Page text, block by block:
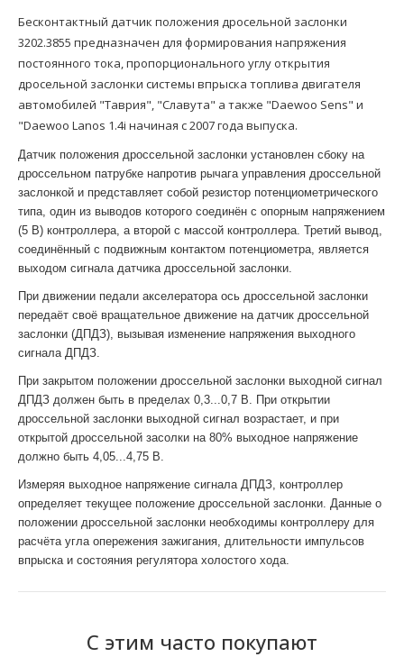
Бесконтактный датчик положения дросельной заслонки
3202.3855 предназначен для формирования напряжения
постоянного тока, пропорционального углу открытия
дросельной заслонки системы впрыска топлива двигателя
автомобилей "Таврия", "Славута" а также "Daewoo Sens" и
"Daewoo Lanos 1.4i начиная с 2007 года выпуска.
Датчик положения дроссельной заслонки установлен сбоку на
дроссельном патрубке напротив рычага управления дроссельной
заслонкой и представляет собой резистор потенциометрического
типа, один из выводов которого соединён с опорным напряжением
(5 В) контроллера, а второй с массой контроллера. Третий вывод,
соединённый с подвижным контактом потенциометра, является
выходом сигнала датчика дроссельной заслонки.
При движении педали акселератора ось дроссельной заслонки
передаёт своё вращательное движение на датчик дроссельной
заслонки (ДПДЗ), вызывая изменение напряжения выходного
сигнала ДПДЗ.
При закрытом положении дроссельной заслонки выходной сигнал
ДПДЗ должен быть в пределах 0,3...0,7 В. При открытии
дроссельной заслонки выходной сигнал возрастает, и при
открытой дроссельной засолки на 80% выходное напряжение
должно быть 4,05...4,75 В.
Измеряя выходное напряжение сигнала ДПДЗ, контроллер
определяет текущее положение дроссельной заслонки. Данные о
положении дроссельной заслонки необходимы контроллеру для
расчёта угла опережения зажигания, длительности импульсов
впрыска и состояния регулятора холостого хода.
С этим часто покупают